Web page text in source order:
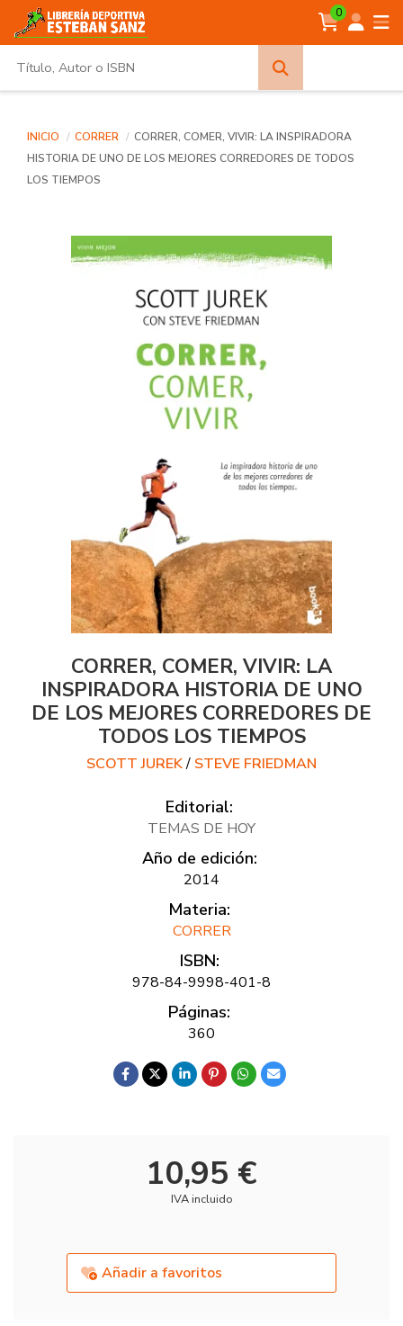
0
INICIO CORRER
CORRER, COMER, VIVIR: LA INSPIRADORA
HISTORIA DE UNO DE LOS MEJORES CORREDORES DE TODOS
LOS TIEMPOS
CORRER, COMER, VIVIR: LA
INSPIRADORA HISTORIA DE UNO
DE LOS MEJORES CORREDORES DE
TODOS LOS TIEMPOS
SCOTT JUREK/ STEVE FRIEDMAN
Editorial:
TEMAS DE HOY
Año de edición:
2014
Materia:
CORRER
ISBN:
978-84-9998-401-8
Páginas:
360
10,95 €
IVA incluido
Añadir a favoritos